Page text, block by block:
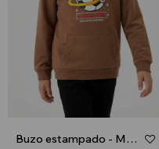
Buzo estampado - Marron